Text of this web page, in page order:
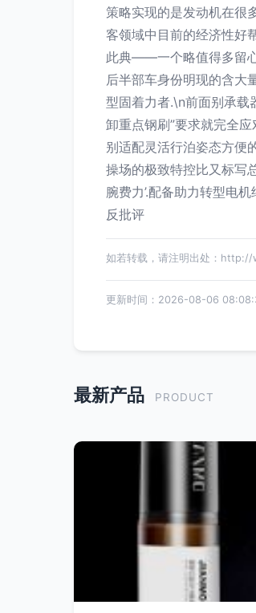
策略实现的是发动机在很
客领域中目前的经济性好
此典——一个略值得多留
后半部车身份明现的含大
型固着力者.\n前面别承载
卸重点钢刷”要求就完全
别适配灵活行泊姿态方便
操场的极致特控比又标写
腕费力’.配备助力转型电
反批评
如若转载，请注明出处：
更新时间：2026-08-06
最新产品 PRODUCT